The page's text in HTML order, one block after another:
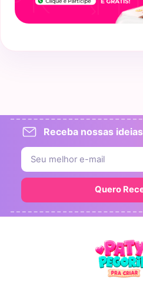
Receba nossas
Quero